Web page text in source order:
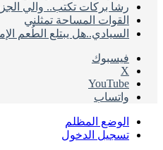
رشا بركات تكتب.. والي
القوات المساحة تمثلني
السيادي..هل يبتلع الطُعم
فيسبوك
‫X
‫YouTube
واتساب
الوضع المظلم
تسجيل الدخول